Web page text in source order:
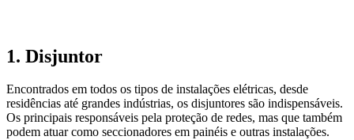
1. Disjuntor
Encontrados em todos os tipos de instalações elétricas, desde
residências até grandes indústrias, os disjuntores são indispensáveis.
Os principais responsáveis pela proteção de redes, mas que também
podem atuar como seccionadores em painéis e outras instalações.